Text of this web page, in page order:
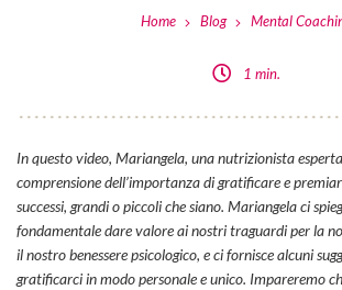
Home Blog Mental
1 min.
In questo video, Mariangela, una nutrizionista
comprensione dell’importanza di gratificare e
successi, grandi o piccoli che siano. Mariangela ci
fondamentale dare valore ai nostri traguardi per la
il nostro benessere psicologico, e ci fornisce alcuni
gratificarci in modo personale e unico. Impareremo